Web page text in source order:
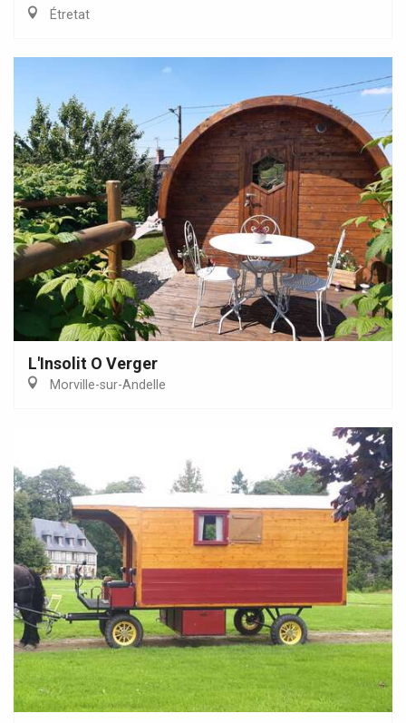
Étretat
L'Insolit O Verger
Morville-sur-Andelle